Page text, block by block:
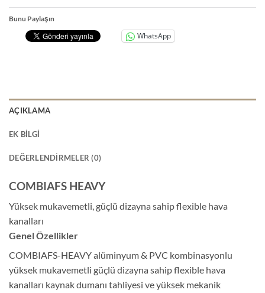
Bunu Paylaşın
WhatsApp
AÇIKLAMA
EK BILGI
DEĞERLENDIRMELER (0)
COMBIAFS HEAVY
Yüksek mukavemetli, güçlü dizayna sahip flexible hava
kanalları
Genel Özellikler
COMBIAFS-HEAVY alüminyum & PVC kombinasyonlu
yüksek mukavemetli güçlü dizayna sahip flexible hava
kanalları kaynak dumanı tahliyesi ve yüksek mekanik